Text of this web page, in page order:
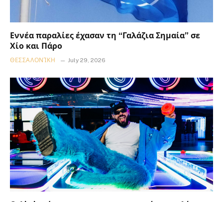
Εννέα παραλίες έχασαν τη “Γαλάζια Σημαία” σε
Χίο και Πάρο
ΘΕΣΣΑΛΟΝΊΚΗ July 29, 2026